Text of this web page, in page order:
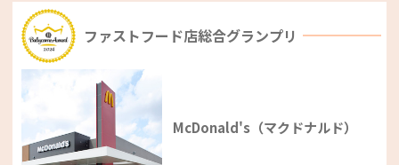
タマホーム
コストと品質のバランスが大好評でした。リーズナブルな価格でしっかり
とした家を手に入れられ、要望をしっかり聞いてくれる姿勢も評価されま
した。一生の買い物と言われるマイホーム…価格と品質のバランスの良さ
は満足度を上げてくれる要因になりますね！
ったりもでき、楽しめると思いました。
動物園ベストサービス賞
運動会などのイベント後に家族などで集まるのにもいいですし、1人でほ
っと1人タイムにも最適です。どんなメニューを選んでも失敗なし！ モ
ーニングオススメ！
落ち着ける雰囲気が良い！ モーニングのトーストが厚くて、つい行き
ファストフード店総合グランプリ
McDonald's（マクドナルド）